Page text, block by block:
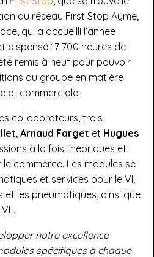
du réseau First Stop Ayme,
qui a accueilli l’année
dispensé 17 700 heures de
remis à neuf pour pouvoir
du groupe en matière
et commerciale.
collaborateurs, trois
Arnaud Farget et Hugues
à la fois théoriques et
le commerce. Les modules se
et services pour le VI,
et les pneumatiques, ainsi que
notre excellence
spécifiques à chaque